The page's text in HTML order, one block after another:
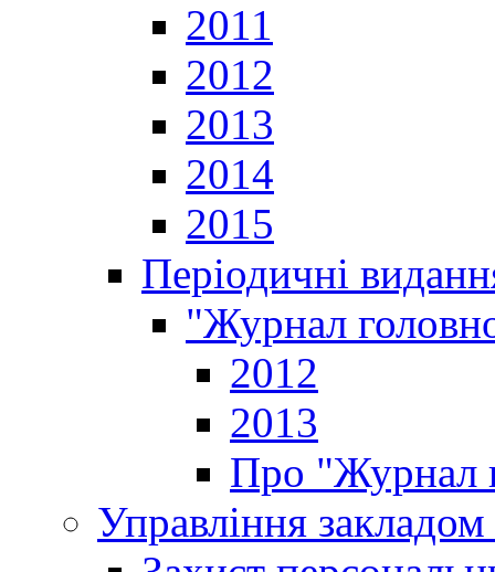
2011
2012
2013
2014
2015
Періодичні
"Журнал
2012
2013
Про "Журнал
Управління